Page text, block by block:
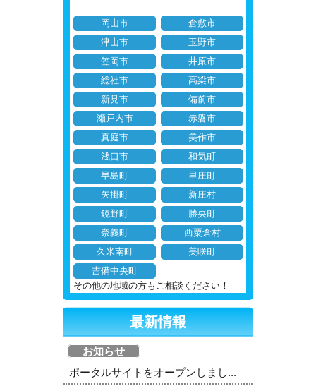
岡山市
倉敷市
津山市
玉野市
笠岡市
井原市
総社市
高梁市
新見市
備前市
瀬戸内市
赤磐市
真庭市
美作市
浅口市
和気町
早島町
里庄町
矢掛町
新庄村
鏡野町
勝央町
奈義町
西粟倉村
久米南町
美咲町
吉備中央町
その他の地域の方もご相談ください！
最新情報
お知らせ
ポータルサイトをオープンしまし...